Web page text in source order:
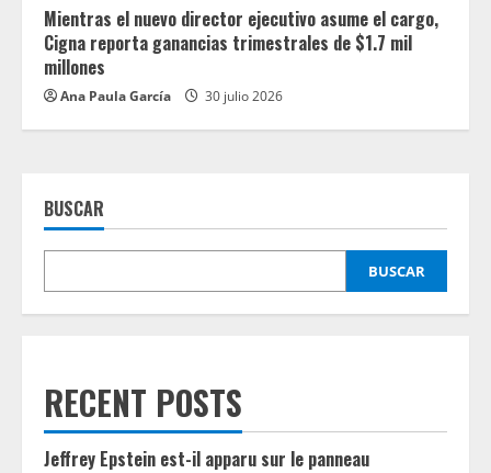
Mientras el nuevo director ejecutivo asume el cargo,
Cigna reporta ganancias trimestrales de $1.7 mil
millones
Ana Paula García 30 julio 2026
BUSCAR
BUSCAR
RECENT POSTS
Jeffrey Epstein est-il apparu sur le panneau